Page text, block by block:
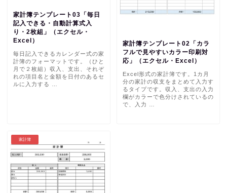
家計簿テンプレート03「毎日
記入できる・自動計算式入
り・2枚組」（エクセル・
Excel）
毎日記入できるカレンダー式の家
計簿のフォーマットです。（ひと
月で２枚組）収入、支出、それぞ
れの項目名と金額を日付のあるセ
ルに入力する …
家計簿テンプレート02「カラ
フルで見やすいカラー印刷対
応」（エクセル・Excel）
Excel形式の家計簿です。1カ月
分の家計の収支をまとめて入力す
るタイプです。収入、支出の入力
欄がカラーで色分けされているの
で、入力 …
家計簿